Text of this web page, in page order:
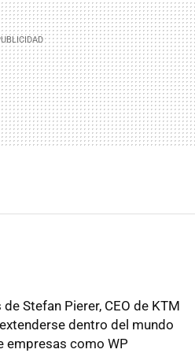
Stefan Pierer, CEO de KTM
dentro del mundo
empresas como WP